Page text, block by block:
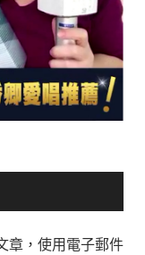
章，使用電子郵件